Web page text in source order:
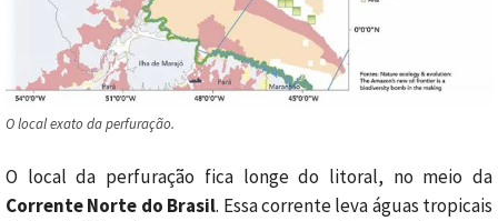
O local exato da perfuração.
O local da perfuração fica longe do litoral, no meio da
Corrente Norte do Brasil. Essa corrente leva águas tropicais